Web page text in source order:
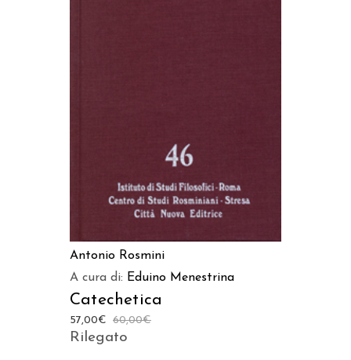
Antonio Rosmini
A cura di: Eduino Menestrina
Catechetica
60,00€
57,00€
Rilegato